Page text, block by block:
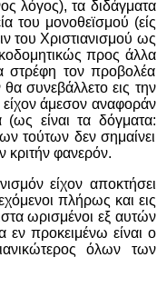
λόγος), τα διδάγματα
του μονοθεϊσμού (είς
του Χριστιανισμού ως
προς άλλα
στρέφη τον προβολέα
συνεβάλλετο εις την
άμεσον αναφοράν
είναι τα δόγματα:
τούτων δεν σημαίνει
κριτήν φανερόν.
είχον αποκτήσει
πλήρως και εις
ωρισμένοι εξ αυτών
εν προκειμένω είναι ο
όλων των